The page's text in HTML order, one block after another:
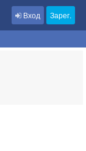
Вход Зарег.